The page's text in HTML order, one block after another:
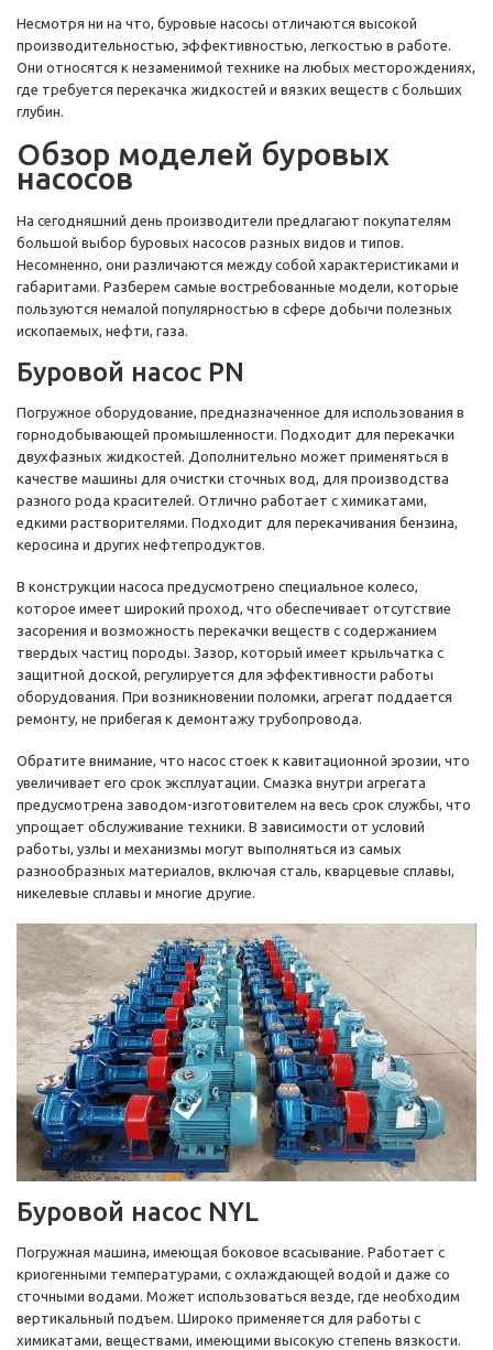
Несмотря ни на что, буровые насосы отличаются высокой
производительностью, эффективностью, легкостью в работе.
Они относятся к незаменимой технике на любых месторождениях,
где требуется перекачка жидкостей и вязких веществ с больших
глубин.
Обзор моделей буровых
насосов
На сегодняшний день производители предлагают покупателям
большой выбор буровых насосов разных видов и типов.
Несомненно, они различаются между собой характеристиками и
габаритами. Разберем самые востребованные модели, которые
пользуются немалой популярностью в сфере добычи полезных
ископаемых, нефти, газа.
Буровой насос PN
Погружное оборудование, предназначенное для использования в
горнодобывающей промышленности. Подходит для перекачки
двухфазных жидкостей. Дополнительно может применяться в
качестве машины для очистки сточных вод, для производства
разного рода красителей. Отлично работает с химикатами,
едкими растворителями. Подходит для перекачивания бензина,
керосина и других нефтепродуктов.
В конструкции насоса предусмотрено специальное колесо,
которое имеет широкий проход, что обеспечивает отсутствие
засорения и возможность перекачки веществ с содержанием
твердых частиц породы. Зазор, который имеет крыльчатка с
защитной доской, регулируется для эффективности работы
оборудования. При возникновении поломки, агрегат поддается
ремонту, не прибегая к демонтажу трубопровода.
Обратите внимание, что насос стоек к кавитационной эрозии, что
увеличивает его срок эксплуатации. Смазка внутри агрегата
предусмотрена заводом-изготовителем на весь срок службы, что
упрощает обслуживание техники. В зависимости от условий
работы, узлы и механизмы могут выполняться из самых
разнообразных материалов, включая сталь, кварцевые сплавы,
никелевые сплавы и многие другие.
Буровой насос NYL
Погружная машина, имеющая боковое всасывание. Работает с
криогенными температурами, с охлаждающей водой и даже со
сточными водами. Может использоваться везде, где необходим
вертикальный подъем. Широко применяется для работы с
химикатами, веществами, имеющими высокую степень вязкости.